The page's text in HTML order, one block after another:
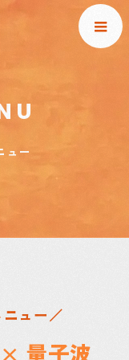
ュー
ュー／
量子波